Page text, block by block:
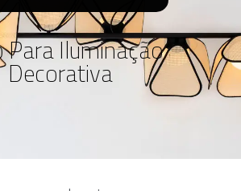
Para Iluminação
Decorativa